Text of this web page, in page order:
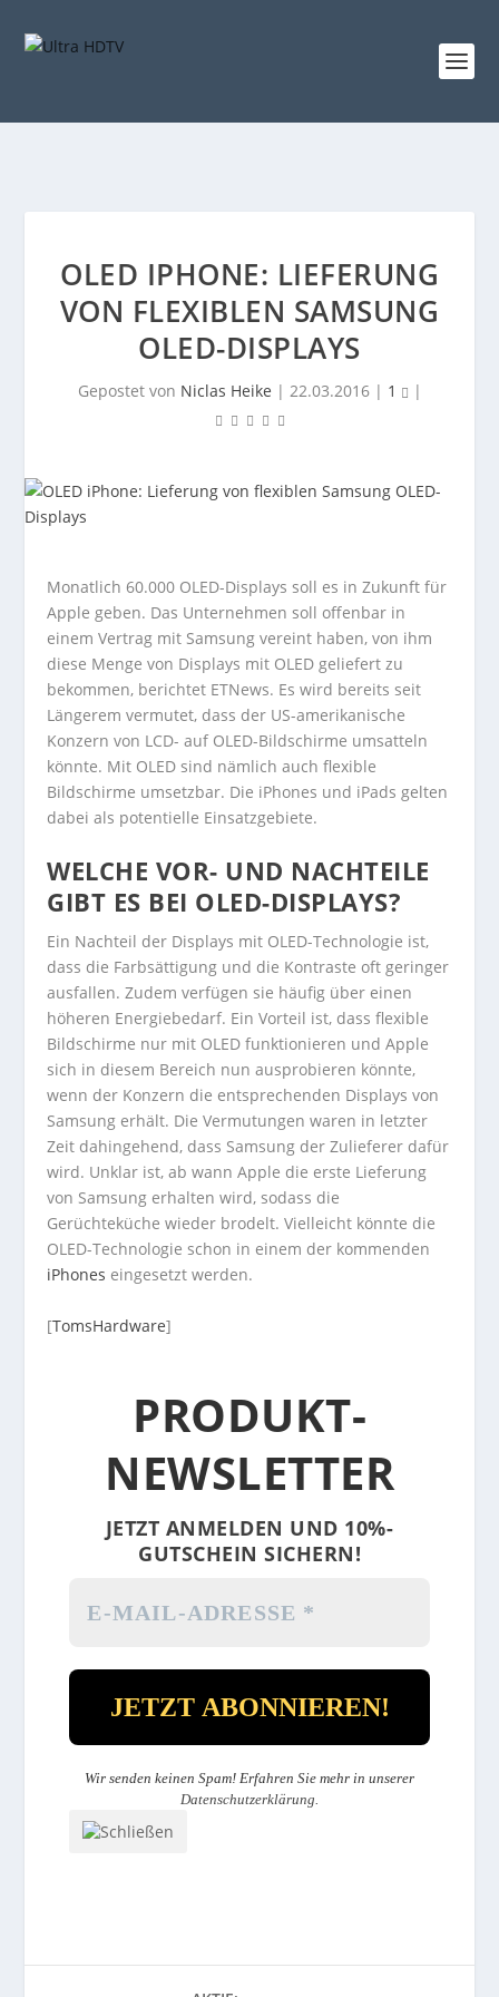
OLED IPHONE: LIEFERUNG
VON FLEXIBLEN SAMSUNG
OLED-DISPLAYS
Gepostet von Niclas Heike | 22.03.2016| 1 |
Monatlich 60.000 OLED-Displays soll es in Zukunft für
Apple geben. Das Unternehmen soll offenbar in
einem Vertrag mit Samsung vereint haben, von ihm
diese Menge von Displays mit OLED geliefert zu
bekommen, berichtet ETNews. Es wird bereits seit
Längerem vermutet, dass der US-amerikanische
Konzern von LCD- auf OLED-Bildschirme umsatteln
könnte. Mit OLED sind nämlich auch flexible
Bildschirme umsetzbar. Die iPhones und iPads gelten
dabei als potentielle Einsatzgebiete.
WELCHE VOR- UND NACHTEILE
GIBT ES BEI OLED-DISPLAYS?
Ein Nachteil der Displays mit OLED-Technologie ist,
dass die Farbsättigung und die Kontraste oft geringer
ausfallen. Zudem verfügen sie häufig über einen
höheren Energiebedarf. Ein Vorteil ist, dass flexible
Bildschirme nur mit OLED funktionieren und Apple
sich in diesem Bereich nun ausprobieren könnte,
wenn der Konzern die entsprechenden Displays von
Samsung erhält. Die Vermutungen waren in letzter
Zeit dahingehend, dass Samsung der Zulieferer dafür
wird. Unklar ist, ab wann Apple die erste Lieferung
von Samsung erhalten wird, sodass die
Gerüchteküche wieder brodelt. Vielleicht könnte die
OLED-Technologie schon in einem der kommenden
iPhones eingesetzt werden.
[TomsHardware]
PRODUKT-
NEWSLETTER
JETZT ANMELDEN UND 10%-
GUTSCHEIN SICHERN!
Wir senden keinen Spam! Erfahren Sie mehr in unserer
Datenschutzerklärung